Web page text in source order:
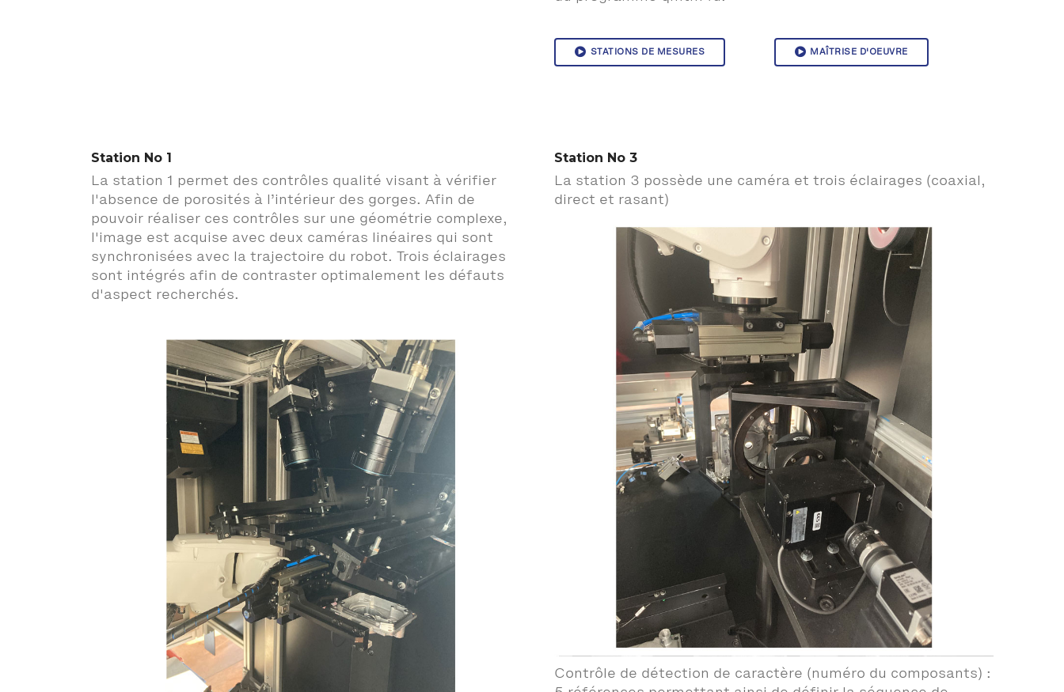
STATIONS DE MESURES MAÎTRISE D'OEUVRE
Station No 1
La station 1 permet des contrôles qualité visant à vérifier
l'absence de porosités à l’intérieur des gorges. Afin de
pouvoir réaliser ces contrôles sur une géométrie complexe,
l'image est acquise avec deux caméras linéaires qui sont
synchronisées avec la trajectoire du robot. Trois éclairages
sont intégrés afin de contraster optimalement les défauts
d'aspect recherchés.
Station No 3
La station 3 possède une caméra et trois éclairages (coaxial,
direct et rasant)
Contrôle de détection de caractère (numéro du composants) :